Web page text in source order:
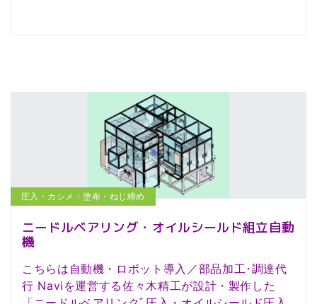
圧入・カシメ・塗布・ねじ締め
ニードルベアリング・オイルシールド組立自動
機
こちらは自動機・ロボット導入／部品加工･調達代
行 Naviを運営する佐々木精工が設計・製作した